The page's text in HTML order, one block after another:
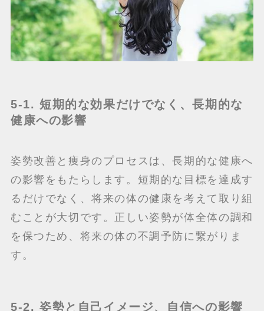
5-1. 短期的な効果だけでなく、長期的な
健康への影響
姿勢改善と痩身のプロセスは、長期的な健康へ
の影響をもたらします。短期的な目標を達成す
るだけでなく、将来の体の健康を考えて取り組
むことが大切です。正しい姿勢が体全体の調和
を保つため、将来の体の不調予防に繋がりま
す。
5-2. 姿勢と自己イメージ、自信への影響